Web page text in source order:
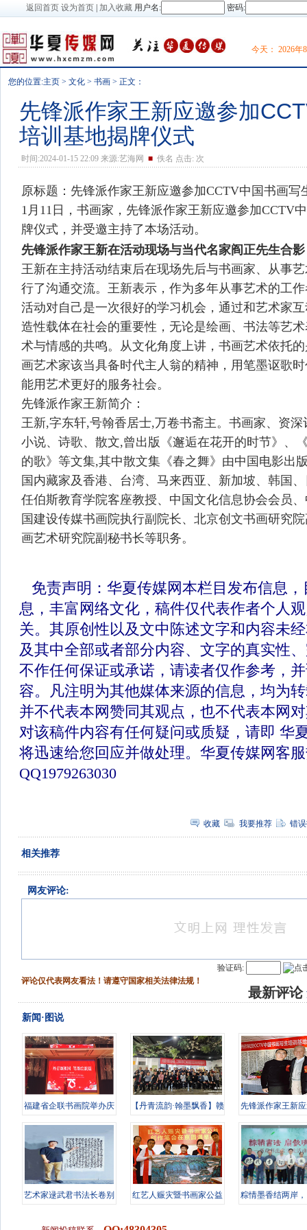
返回首页 设为首页| 加入收藏用户名: 密码:
今天： 2026年
您的位置:主页 > 文化 > 书画 > 正文：
先锋派作家王新应邀参加
培训基地揭牌仪式
时间:2024-01-15 22:09 来源:艺海网 ■佚名 点击: 次
原标题：先锋派作家王新应邀参加CCTV中国书画写
1月11日，书画家，先锋派作家王新应邀参加CCTV
牌仪式，并受邀主持了本场活动。
先锋派作家王新在活动现场与当代名家阎正先生合影
王新在主持活动结束后在现场先后与书画家、从事
行了沟通交流。王新表示，作为多年从事艺术的工
活动对自己是一次很好的学习机会，通过和艺术家
造性载体在社会的重要性，无论是绘画、书法等艺
术与情感的共鸣。从文化角度上讲，书画艺术依托
画艺术家该当具备时代主人翁的精神，用笔墨讴歌
能用艺术更好的服务社会。
先锋派作家王新简介：
王新,字东轩,号翰香居士,万卷书斋主。书画家、资
小说、诗歌、散文,曾出版《邂逅在花开的时节》、
的歌》等文集,其中散文集《春之舞》由中国电影出
国内藏家及香港、台湾、马来西亚、新加坡、韩国
任伯斯教育学院客座教授、中国文化信息协会会员
国建设传媒书画院执行副院长、北京创文书画研究
画艺术研究院副秘书长等职务。
免责声明：华夏传媒网本栏目发布信息
息，丰富网络文化，稿件仅代表作者个人
关。其原创性以及文中陈述文字和内容未
及其中全部或者部分内容、文字的真实性
不作任何保证或承诺，请读者仅作参考，
容。凡注明为其他媒体来源的信息，均为
并不代表本网赞同其观点，也不代表本网
对该稿件内容有任何疑问或质疑，请即 华
将迅速给您回应并做处理。华夏传媒网客
QQ1979263030
收藏 我要推荐 错
相关推荐
网友评论:
验证码:
评论仅代表网友看法！请遵守国家相关法律法规！
最新评论
新闻·图说
福建省企联书画院举办庆
【丹青流韵·翰墨飘香】赣
先锋派作家王新
艺术家逯武君书法长卷别
红艺人赈灾暨书画家公益
粽情墨香结两岸